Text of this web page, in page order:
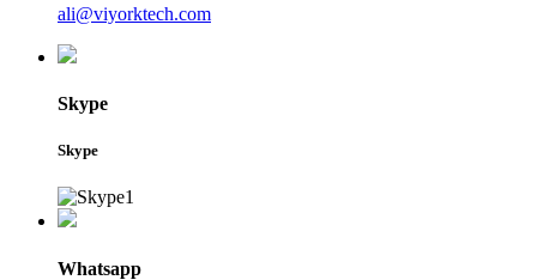
ali@viyorktech.com
Skype
Skype
Whatsapp